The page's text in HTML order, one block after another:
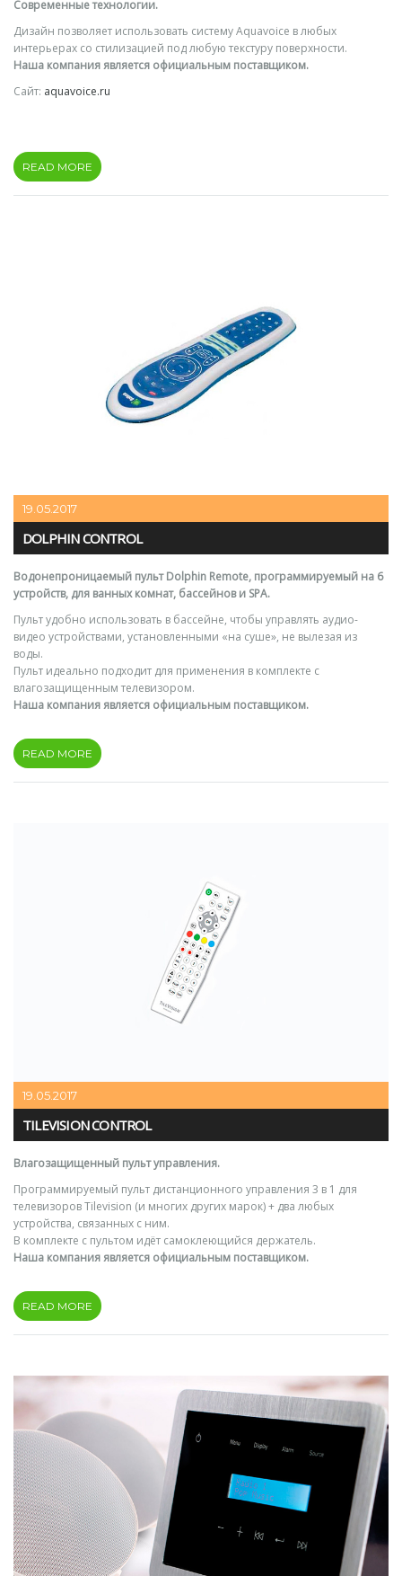
Современные технологии.
Дизайн позволяет использовать систему Aquavoice в любых
интерьерах со стилизацией под любую текстуру поверхности.
Наша компания является официальным поставщиком.
Сайт: aquavoice.ru
READ MORE
19.05.2017
DOLPHIN CONTROL
Водонепроницаемый пульт Dolphin Remote, программируемый на 6
устройств, для ванных комнат, бассейнов и SPA.
Пульт удобно использовать в бассейне, чтобы управлять аудио-
видео устройствами, установленными «на суше», не вылезая из
воды.
Пульт идеально подходит для применения в комплекте с
влагозащищенным телевизором.
Наша компания является официальным поставщиком.
READ MORE
19.05.2017
TILEVISION CONTROL
Влагозащищенный пульт управления.
Программируемый пульт дистанционного управления 3 в 1 для
телевизоров Tilevision (и многих других марок) + два любых
устройства, связанных с ним.
В комплекте с пультом идёт самоклеющийся держатель.
Наша компания является официальным поставщиком.
READ MORE